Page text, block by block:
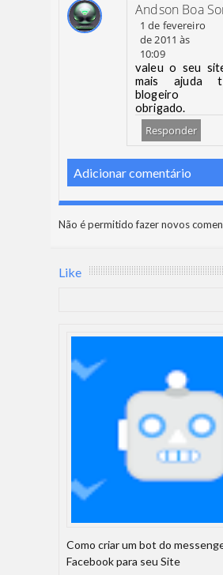
Andson Boa
1 de fevereiro
de 2011 às
10:09
valeu o seu
mais ajuda
blogeiro
obrigado.
Responder
Adicionar comentário
Não é permitido fazer novos
Like
Como criar um bot do
Facebook para seu Site